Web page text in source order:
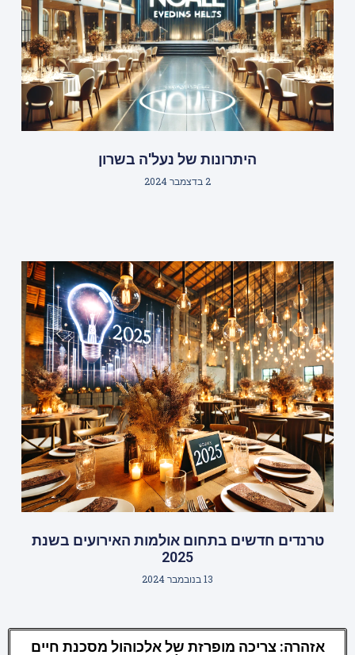
היתרונות של נעל'ה בשרון
2 בדצמבר 2024
טרנדים חדשים בתחום אולמות האירועים בשנת
2025
13 בנובמבר 2024
אזהרה: צריכה מופרזת של אלכוהול מסכנת חיים